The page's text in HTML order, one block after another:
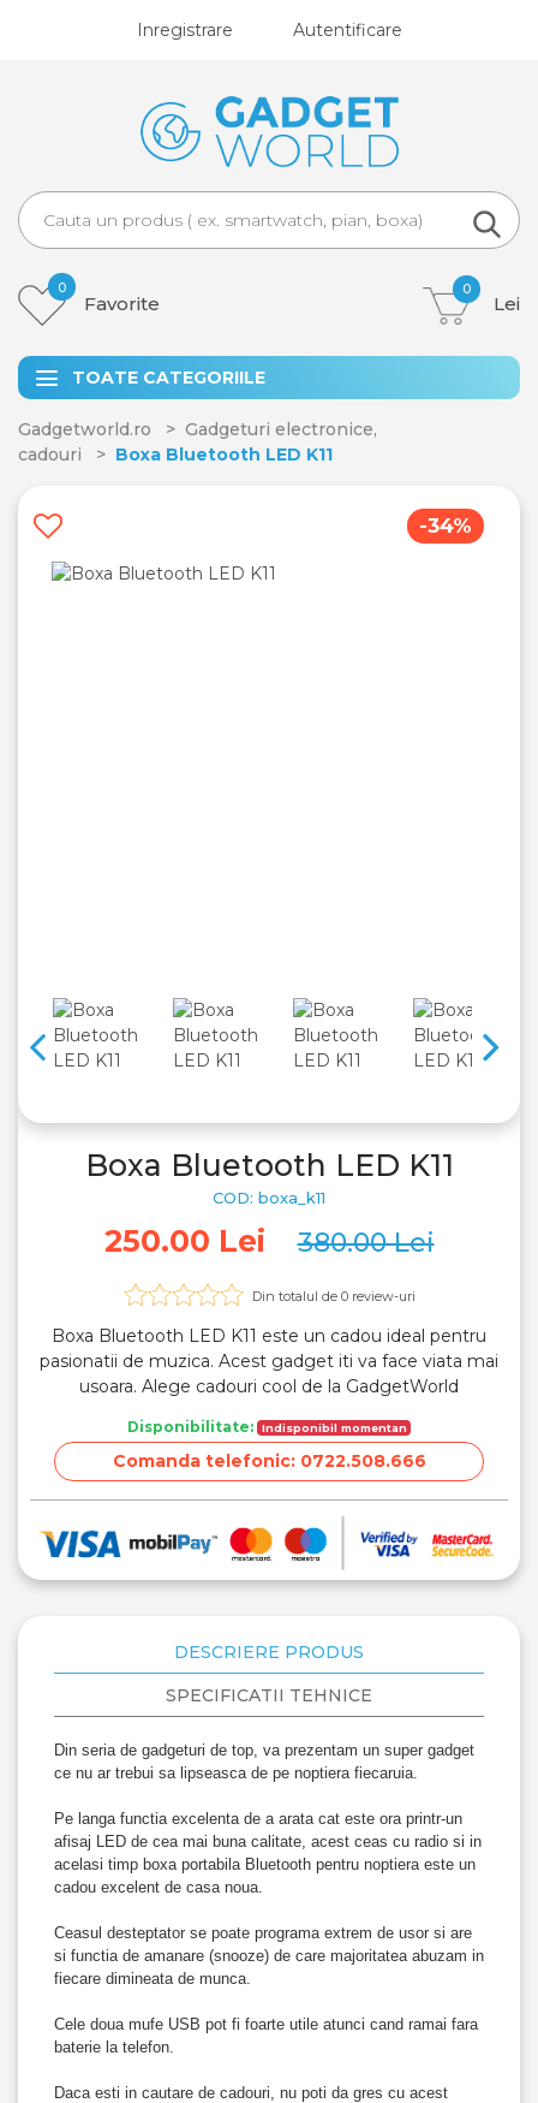
Inregistrare Autentificare
0
Favorite
0
Lei
TOATE CATEGORIILE
Gadgetworld.ro
Gadgeturi electronice,
cadouri
Boxa Bluetooth LED K11
-34%
Boxa Bluetooth LED K11
COD: boxa_k11
250.00 Lei 380.00 Lei
Din totalul de 0review-uri
Boxa Bluetooth LED K11 este un cadou ideal pentru
pasionatii de muzica. Acest gadget iti va face viata mai
usoara. Alege cadouri cool de la GadgetWorld
Disponibilitate: Indisponibil momentan
Comanda telefonic: 0722.508.666
DESCRIERE PRODUS
SPECIFICATII TEHNICE
Din seria de gadgeturi de top, va prezentam un super gadget
ce nu ar trebui sa lipseasca de pe noptiera fiecaruia.
Pe langa functia excelenta de a arata cat este ora printr-un
afisaj LED de cea mai buna calitate, acest ceas cu radio si in
acelasi timp boxa portabila Bluetooth pentru noptiera este un
cadou excelent de casa noua.
Ceasul desteptator se poate programa extrem de usor si are
si functia de amanare (snooze) de care majoritatea abuzam in
fiecare dimineata de munca.
Cele doua mufe USB pot fi foarte utile atunci cand ramai fara
baterie la telefon.
Daca esti in cautare de cadouri, nu poti da gres cu acest